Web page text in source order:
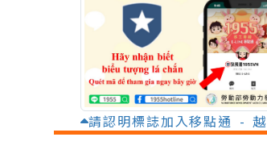
請認明標誌加入移點通 - 越